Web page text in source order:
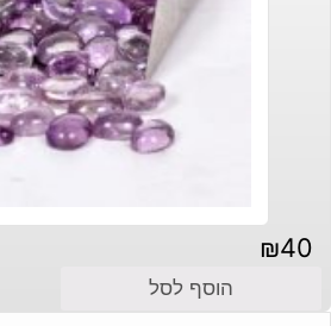
₪40
הוסף לסל